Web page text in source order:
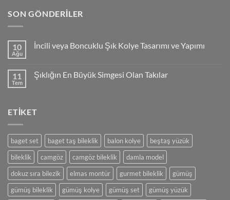
SON GÖNDERILER
10
Ağu
İncili veya Boncuklu Şık Kolye Tasarımı ve Yapımı
veya
Boncuklu
ve
Yapımı
11
Tem
Şıklığın En Büyük Simgesi Olan Takılar
Büyük
ETIKET
baget set baget taş bileklik balon kolye
beştaş yüzük
bileklik
camgöz camgöz bileklik
damla model
dokuz sıra bilezik
elmas montür gurmet bileklik
gümüş
gümüş bileklik
gümüş kolye gümüş set
gümüş yüzük